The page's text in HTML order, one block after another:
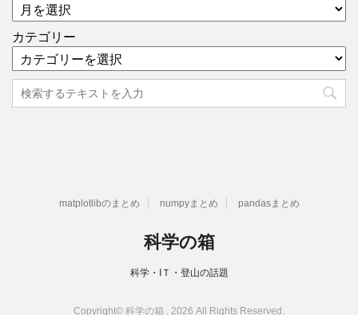
カテゴリー
matplotlibのまとめ numpyまとめ pandasまとめ
科学の箱
科学・IＴ・登山の話題
Copyright© 科学の箱 , 2026 All Rights Reserved.